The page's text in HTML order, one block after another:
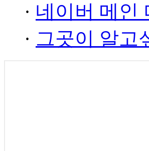
· 네이버 메인
· 그곳이 알